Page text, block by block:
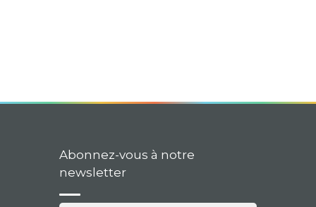
Abonnez-vous à notre
newsletter